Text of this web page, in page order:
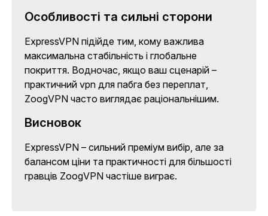
Особливості та сильні сторони
ExpressVPN підійде тим, кому важлива
максимальна стабільність і глобальне
покриття. Водночас, якщо ваш сценарій –
практичний vpn для пабга без переплат,
ZoogVPN часто виглядає раціональнішим.
Висновок
ExpressVPN – сильний преміум вибір, але за
балансом ціни та практичності для більшості
гравців ZoogVPN частіше виграє.